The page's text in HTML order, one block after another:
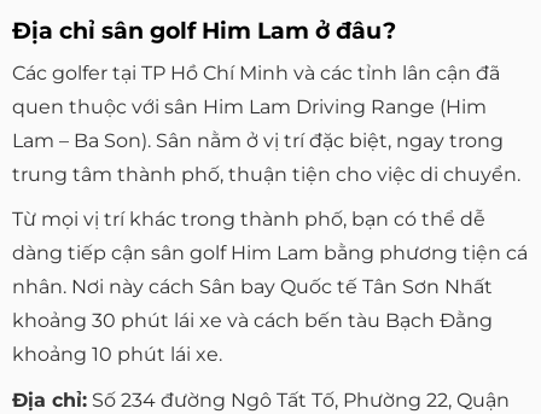
Địa chỉ sân golf Him Lam ở đâu?
Các golfer tại TP Hồ Chí Minh và các tỉnh lân cận đã
quen thuộc với sân Him Lam Driving Range (Him
Lam – Ba Son). Sân nằm ở vị trí đặc biệt, ngay trong
trung tâm thành phố, thuận tiện cho việc di chuyển.
Từ mọi vị trí khác trong thành phố, bạn có thể dễ
dàng tiếp cận sân golf Him Lam bằng phương tiện cá
nhân. Nơi này cách Sân bay Quốc tế Tân Sơn Nhất
khoảng 30 phút lái xe và cách bến tàu Bạch Đằng
khoảng 10 phút lái xe.
Địa chỉ: Số 234 đường Ngô Tất Tố, Phường 22, Quận